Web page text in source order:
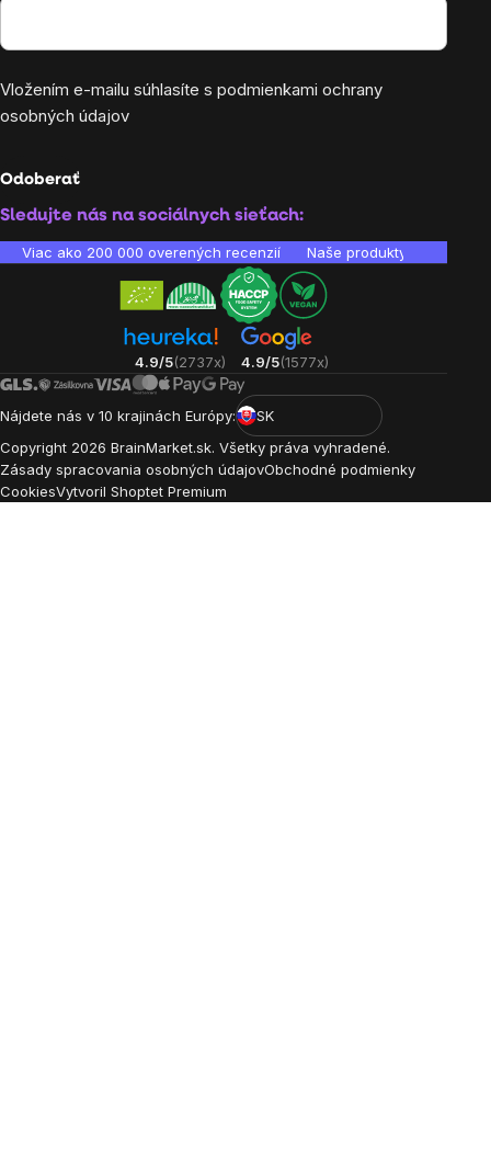
Vložením e-mailu súhlasíte s podmienkami ochrany
osobných údajov
Odoberať
Sledujte nás na sociálnych sieťach:
Viac ako 200 000 overených recenzií Naše produkty sú
4.9/5(2737x) 4.9/5(1577x)
Nájdete nás v 10 krajinách Európy:
SK
Copyright 2026 BrainMarket.sk. Všetky práva vyhradené.
Zásady spracovania osobných údajovObchodné podmienky
CookiesVytvoril Shoptet Premium